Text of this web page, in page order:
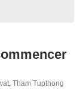
,Tham Tupthong